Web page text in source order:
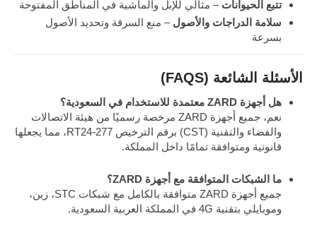
تتبع الحيوانات – مثالي للإبل والماشية في المناطق المفتوحة
سلامة الدراجات والأصول – منع السرقة وتحديد الأصول
بسرعة
الأسئلة الشائعة (FAQS)
هل أجهزة ZARD معتمدة للاستخدام في السعودية؟
نعم، جميع أجهزة ZARD مرخصة رسميًا من هيئة الاتصالات
والفضاء والتقنية (CST) برقم الترخيص RT24‑277، مما يجعلها
قانونية ومتوافقة تمامًا داخل المملكة.
ما الشبكات المتوافقة مع أجهزة ZARD؟
جميع أجهزة ZARD متوافقة بالكامل مع شبكات STC، زين،
وموبايلي بتقنية 4G في المملكة العربية السعودية.